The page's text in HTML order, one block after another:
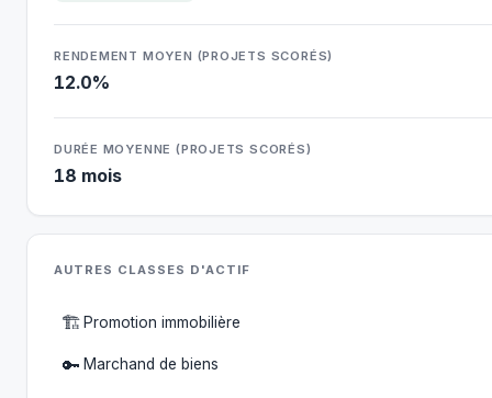
RENDEMENT MOYEN (PROJETS SCORÉS)
12.0%
DURÉE MOYENNE (PROJETS SCORÉS)
18 mois
AUTRES CLASSES D'ACTIF
🏗️ Promotion immobilière
🔑 Marchand de biens